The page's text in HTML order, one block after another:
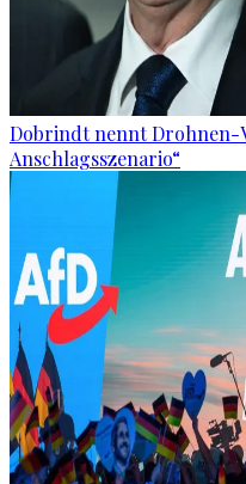
Dobrindt nennt Drohnen-
Anschlagsszenario“